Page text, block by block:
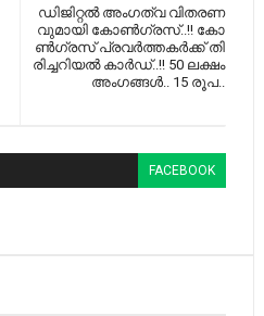
ഡി​ജി​റ്റ​ല്‍ അം​ഗ​ത്വ വി​ത​ര​ണ​
വു​മാ​യി കോ​ണ്‍​ഗ്ര​സ്..!! കോ​
ണ്‍​ഗ്ര​സ് പ്ര​വ​ര്‍​ത്ത​ക​ര്‍​ക്ക് തി​
രി​ച്ച​റി​യ​ല്‍ കാ​ര്‍​ഡ്..!! 50 ലക്ഷം
അംഗങ്ങൾ.. 15 രൂപ..
FACEBOOK